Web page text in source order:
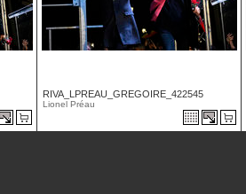
RIVA_LPREAU_GREGOIRE_422545
Lionel Préau